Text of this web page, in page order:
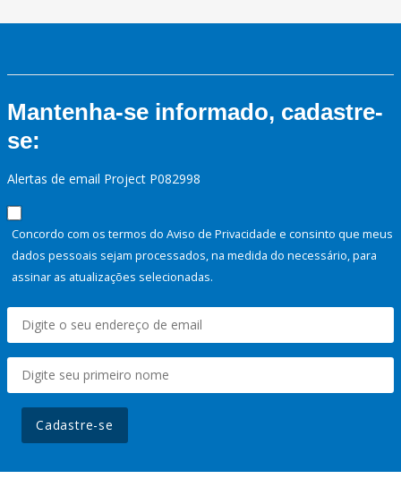
Mantenha-se informado, cadastre-
se:
Alertas de email Project P082998
Concordo com os termos do Aviso de Privacidade e consinto que meus
dados pessoais sejam processados, na medida do necessário, para
assinar as atualizações selecionadas.
Cadastre-se